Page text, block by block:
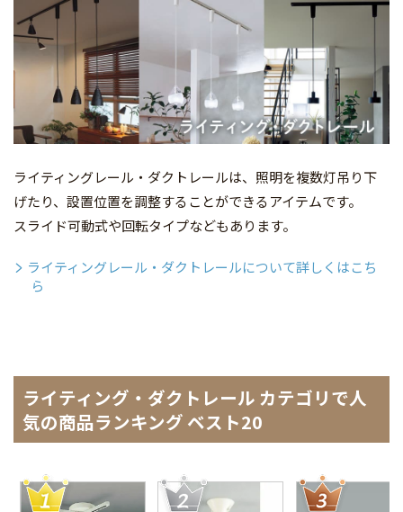
ライティングレール・ダクトレールは、照明を複数灯吊り下
げたり、設置位置を調整することができるアイテムです。
スライド可動式や回転タイプなどもあります。
ライティングレール・ダクトレールについて詳しくはこち
ら
ライティング・ダクトレール カテゴリで人
気の商品ランキング ベスト20